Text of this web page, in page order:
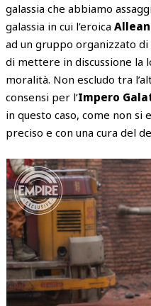
galassia che abbiamo
galassia in cui l’eroica
ad un gruppo organizzato
di mettere in discussione la
moralità. Non escludo tra
consensi per l’Impero
in questo caso, come non si
preciso e con una cura del